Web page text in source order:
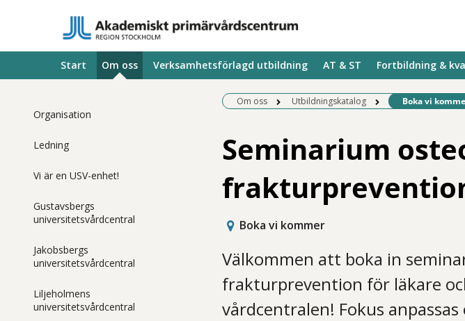
Start Om oss Verksamhetsförlagd utbildning AT & ST Fortbildning &
Organisation
Ledning
Vi är en USV-enhet!
Gustavsbergs
universitetsvårdcentral
Jakobsbergs
universitetsvårdcentral
Liljeholmens
universitetsvårdcentral
Om oss Utbildningskatalog Befintlig sida:
Boka vi
Seminarium
Boka vi kommer
Välkommen att boka in
frakturprevention för läkare
vårdcentralen! Fokus